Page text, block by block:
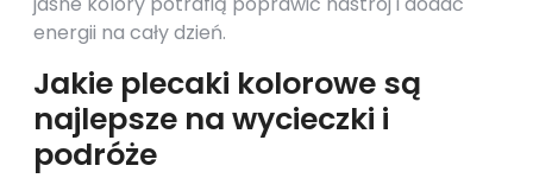
energii na cały dzień.
Jakie plecaki kolorowe są
najlepsze na wycieczki i
podróże